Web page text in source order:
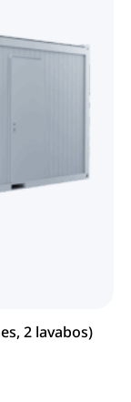
2 lavabos)